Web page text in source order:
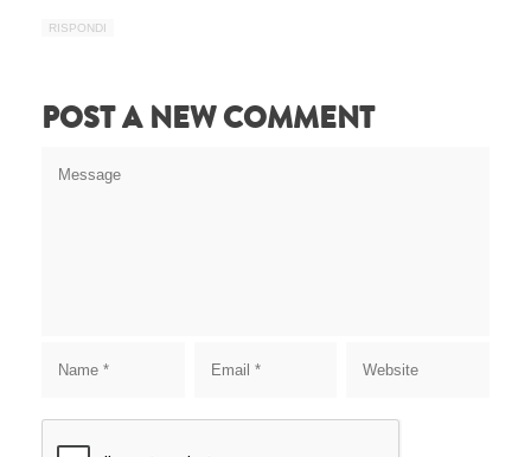
RISPONDI
POST A NEW COMMENT